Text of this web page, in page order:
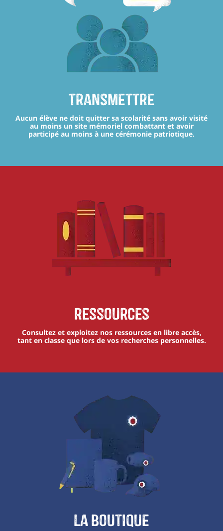
transmettre
Aucun élève ne doit quitter sa scolarité sans avoir visité
au moins un site mémoriel combattant et avoir
participé au moins à une cérémonie patriotique.
Ressources
Consultez et exploitez nos ressources en libre accès,
tant en classe que lors de vos recherches personnelles.
La boutique